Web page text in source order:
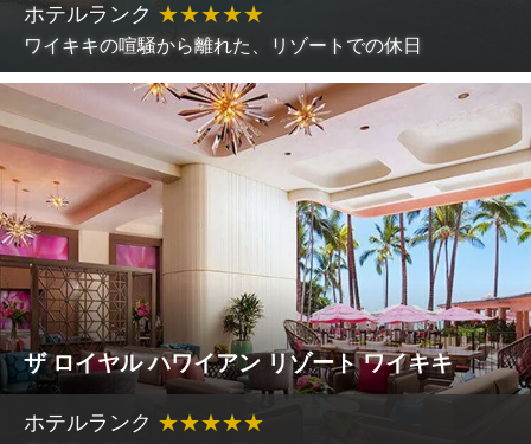
ホテルランク ★★★★★
ワイキキの喧騒から離れた、リゾートでの休日
ザ ロイヤル ハワイアン リゾート ワイキキ
ホテルランク ★★★★★